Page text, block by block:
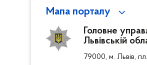
Мапа порталу
Головне
Львівській
79000, м. Львів,